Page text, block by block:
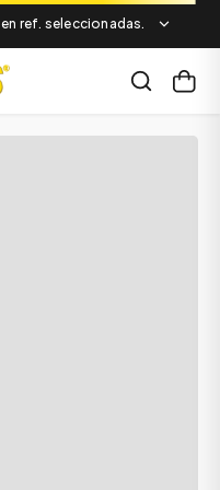
en ref. seleccionadas.